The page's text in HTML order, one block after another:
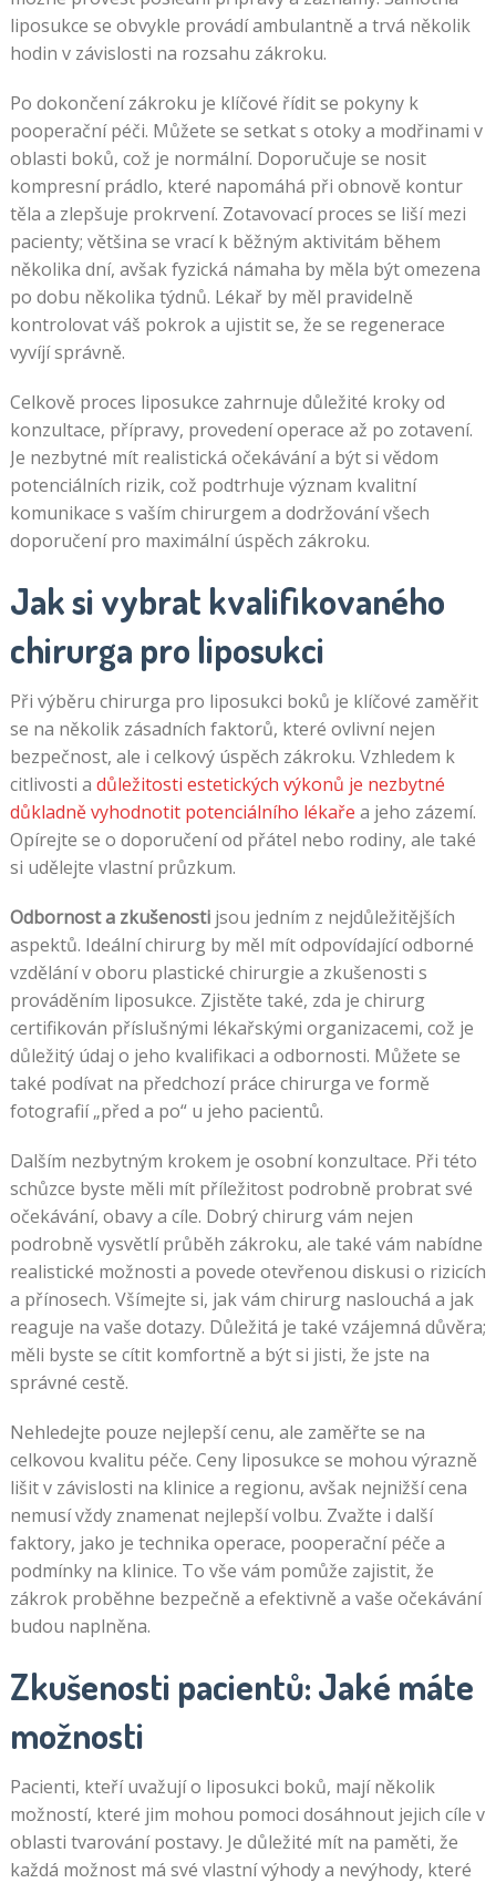
liposukce se obvykle provádí ambulantně a trvá několik
hodin v závislosti na rozsahu zákroku.
Po dokončení zákroku je klíčové řídit se pokyny k
pooperační péči. Můžete se setkat s otoky a modřinami v
oblasti boků, což je normální. Doporučuje se nosit
kompresní prádlo, které napomáhá při obnově kontur
těla a zlepšuje prokrvení. Zotavovací proces se liší mezi
pacienty; většina se vrací k běžným aktivitám během
několika dní, avšak fyzická námaha by měla být omezena
po dobu několika týdnů. Lékař by měl pravidelně
kontrolovat váš pokrok a ujistit se, že se regenerace
vyvíjí správně.
Celkově proces liposukce zahrnuje důležité kroky od
konzultace, přípravy, provedení operace až po zotavení.
Je nezbytné mít realistická očekávání a být si vědom
potenciálních rizik, což podtrhuje význam kvalitní
komunikace s vaším chirurgem a dodržování všech
doporučení pro maximální úspěch zákroku.
Jak si vybrat kvalifikovaného
chirurga pro liposukci
Při výběru chirurga pro liposukci boků je klíčové zaměřit
se na několik zásadních faktorů, které ovlivní nejen
bezpečnost, ale i celkový úspěch zákroku. Vzhledem k
citlivosti a důležitosti estetických výkonů je nezbytné
důkladně vyhodnotit potenciálního lékaře a jeho zázemí.
Opírejte se o doporučení od přátel nebo rodiny, ale také
si udělejte vlastní průzkum.
Odbornost a zkušenostijsou jedním z nejdůležitějších
aspektů. Ideální chirurg by měl mít odpovídající odborné
vzdělání v oboru plastické chirurgie a zkušenosti s
prováděním liposukce. Zjistěte také, zda je chirurg
certifikován příslušnými lékařskými organizacemi, což je
důležitý údaj o jeho kvalifikaci a odbornosti. Můžete se
také podívat na předchozí práce chirurga ve formě
fotografií „před a po“ u jeho pacientů.
Dalším nezbytným krokem je osobní konzultace. Při této
schůzce byste měli mít příležitost podrobně probrat své
očekávání, obavy a cíle. Dobrý chirurg vám nejen
podrobně vysvětlí průběh zákroku, ale také vám nabídne
realistické možnosti a povede otevřenou diskusi o rizicích
a přínosech. Všímejte si, jak vám chirurg naslouchá a jak
reaguje na vaše dotazy. Důležitá je také vzájemná důvěra;
měli byste se cítit komfortně a být si jisti, že jste na
správné cestě.
Nehledejte pouze nejlepší cenu, ale zaměřte se na
celkovou kvalitu péče. Ceny liposukce se mohou výrazně
lišit v závislosti na klinice a regionu, avšak nejnižší cena
nemusí vždy znamenat nejlepší volbu. Zvažte i další
faktory, jako je technika operace, pooperační péče a
podmínky na klinice. To vše vám pomůže zajistit, že
zákrok proběhne bezpečně a efektivně a vaše očekávání
budou naplněna.
Zkušenosti pacientů: Jaké máte
možnosti
Pacienti, kteří uvažují o liposukci boků, mají několik
možností, které jim mohou pomoci dosáhnout jejich cíle v
oblasti tvarování postavy. Je důležité mít na paměti, že
každá možnost má své vlastní výhody a nevýhody, které